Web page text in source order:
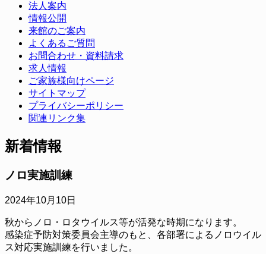
法人案内
情報公開
来館のご案内
よくあるご質問
お問合わせ・資料請求
求人情報
ご家族様向けページ
サイトマップ
プライバシーポリシー
関連リンク集
新着情報
ノロ実施訓練
2024年10月10日
秋からノロ・ロタウイルス等が活発な時期になります。
感染症予防対策委員会主導のもと、各部署によるノロウイル
ス対応実施訓練を行いました。